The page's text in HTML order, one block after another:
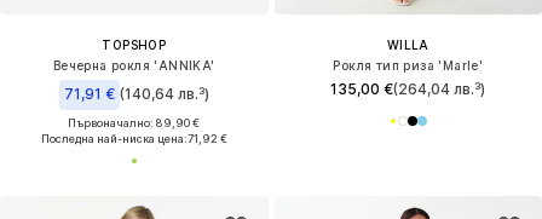
TOPSHOP
Вечерна рокля 'ANNIKA'
71,91 € (140,64 лв.³)
Първоначално: 89,90 €
Последна най-ниска цена:71,92 €
WILLA
Рокля тип риза 'Marle'
135,00 €(264,04 лв.³)